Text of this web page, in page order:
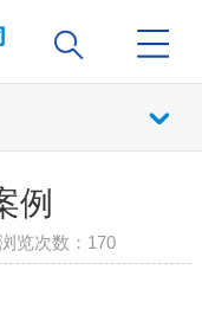
例
览次数： 170